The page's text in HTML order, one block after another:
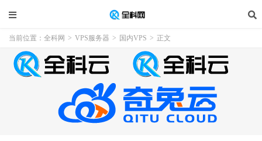
当前位置： 全科网 > VPS服务器 > 国内VPS > 正文